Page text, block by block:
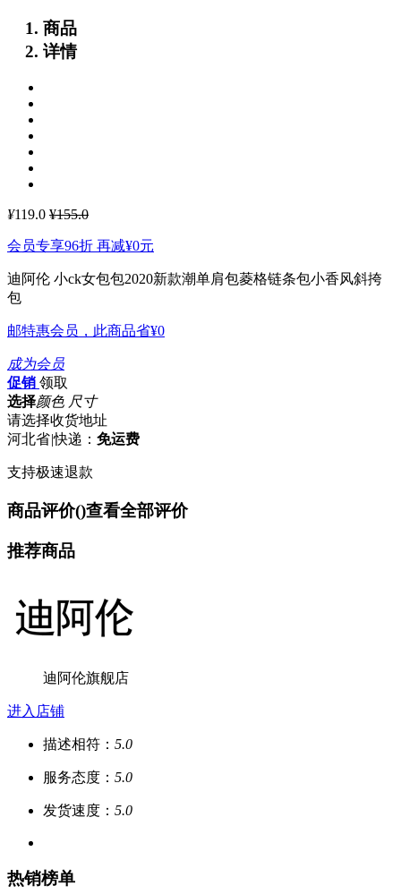
商品
详情
¥119.0 ¥155.0
会员专享96折 再减¥0元
迪阿伦 小ck女包包2020新款潮单肩包菱格链条包小香风斜挎
包
邮特惠会员，此商品省¥0
成为会员
促销 领取
选择颜色 尺寸
请选择收货地址
河北省|快递： 免运费
支持极速退款
商品评价()查看全部评价
推荐商品
迪阿伦旗舰店
进入店铺
描述相符： 5.0
服务态度： 5.0
发货速度： 5.0
热销榜单